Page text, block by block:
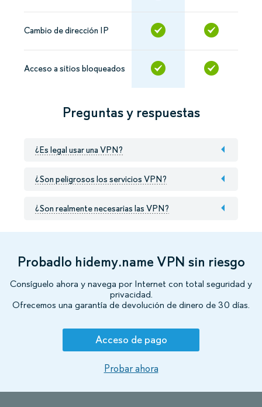
Cambio de dirección IP
Acceso a sitios bloqueados
Preguntas y respuestas
¿Es legal usar una VPN?
¿Son peligrosos los servicios VPN?
¿Son realmente necesarias las VPN?
Probadlo hidemy.name VPN sin riesgo
Consíguelo ahora y navega por Internet con total seguridad y
privacidad.
Ofrecemos una garantía de devolución de dinero de 30 días.
Acceso de pago
Probar ahora